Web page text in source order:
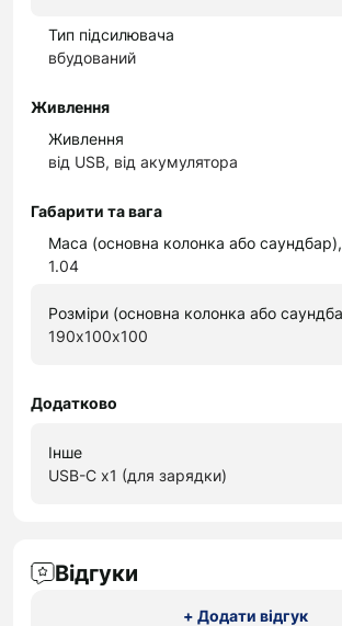
Тип підсилювача
вбудований
Живлення
Живлення
від USB, від акумулятора
Габарити та вага
Маса (основна колонка або
1.04
Розміри (основна колонка або
190х100х100
Додатково
Інше
USB-C x1 (для зарядки)
Відгуки
+ Додати відгук